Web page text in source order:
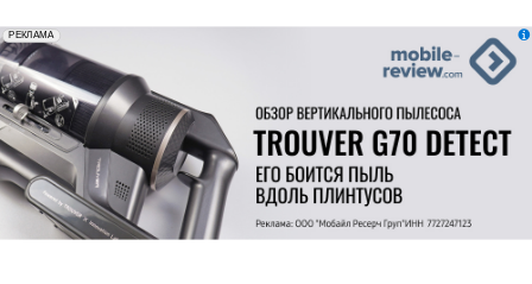
erid: 2VfnxxmNzs5
РЕКЛАМА